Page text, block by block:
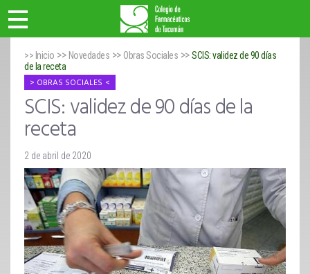
>> Inicio >> Novedades >> Obras Sociales >>SCIS: validez de 90 días
de la receta
OBRAS SOCIALES
SCIS: validez de 90 días de la
receta
2 de abril de 2020